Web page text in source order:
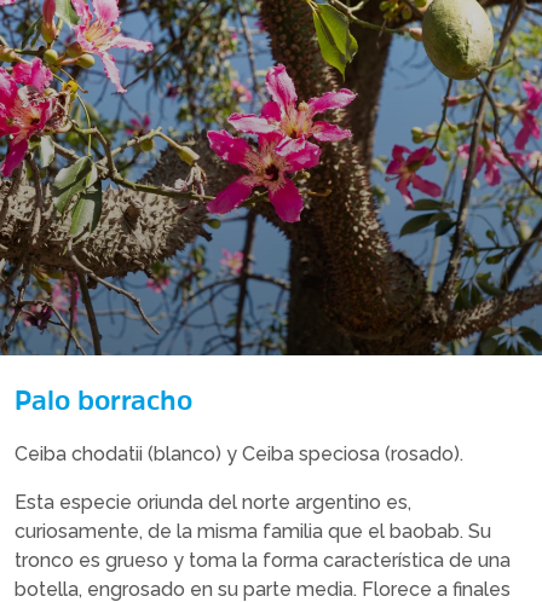
Palo borracho
Ceiba chodatii (blanco) y Ceiba speciosa (rosado).
Esta especie oriunda del norte argentino es,
curiosamente, de la misma familia que el baobab. Su
tronco es grueso y toma la forma característica de una
botella, engrosado en su parte media. Florece a finales